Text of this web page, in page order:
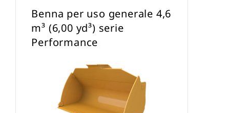
Benna per uso generale 4,6
m³ (6,00 yd³) serie
Performance